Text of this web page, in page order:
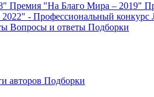
Премия "На Благо Мира – 2019"
- Профессиональный конкурс
Вопросы и ответы Подборки
авторов Подборки